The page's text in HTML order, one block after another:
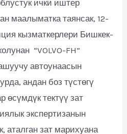
ички иштер
маалыматка таянсак, 12-
кызматкерлери Бишкек-
“VOLVO-FH”
автоунаасын
андан боз түстөгү
өсүмдүк тектүү зат
экспертизанын
аталган зат марихуана